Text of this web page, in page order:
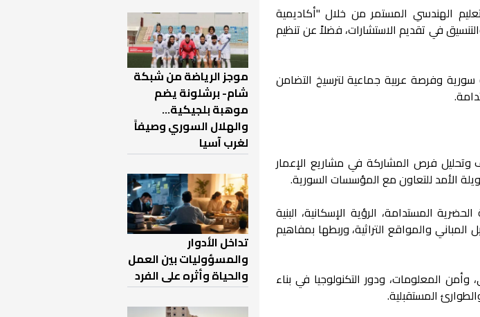
الهندسي المستمر من خلال "أكاديمية
في تقديم الاستشارات، فضلاً عن تنظيم
وفرصة عربية جماعية لترسيخ التضامن
وتحليل فرص المشاركة في مشاريع الإعمار
الأمد للتعاون مع المؤسسات السورية.
المستدامة، الرؤية الإسكانية، البنية
المباني والمواقع التراثية، وربطها بمفاهيم
المعلومات، ودور التكنولوجيا في بناء
المستقبلية.
موجز الرياضة من شبكة
شام- برشلونة يضم
موهبة بلجيكية...
والهلال السوري وصيفاً
لغرب آسيا
تداخل الأدوار
والمسؤوليات بين العمل
والحياة وأثره على الفرد